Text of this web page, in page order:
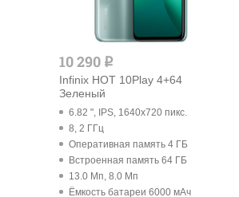
10 290 q
Infinix HOT 10Play 4+64
Зеленый
6.82 ", IPS, 1640x720 пикс.
8, 2 ГГц
Оперативная память 4 ГБ
Встроенная память 64 ГБ
13.0 Мп, 8.0 Мп
Ёмкость батареи 6000 мАч